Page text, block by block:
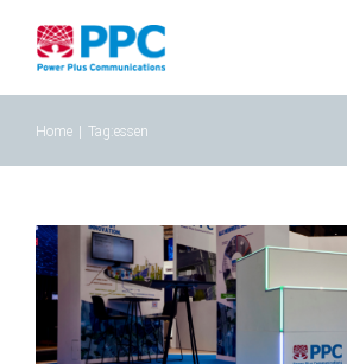
content
Home Tag:essen